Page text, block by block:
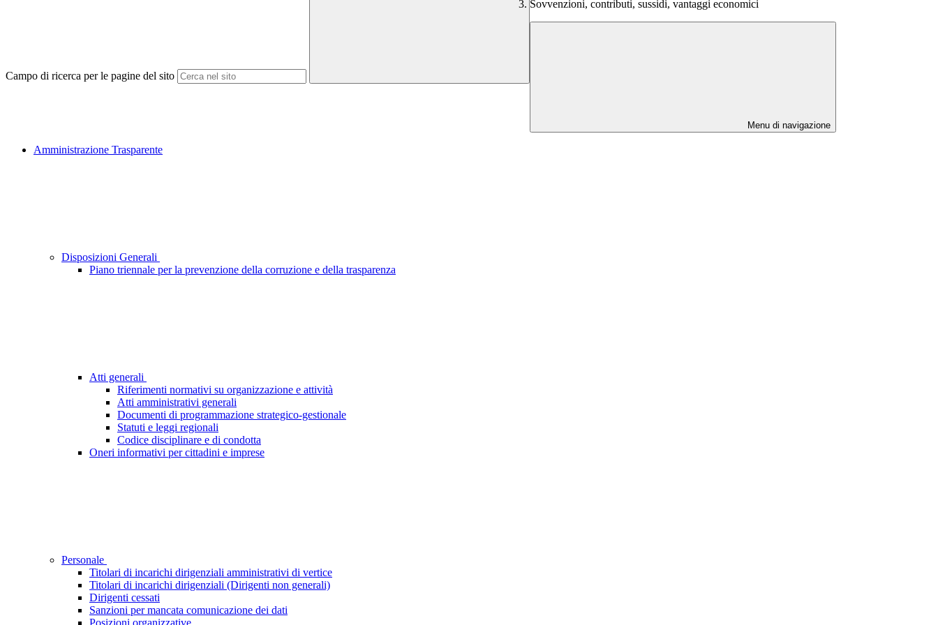
Campo di ricerca per le pagine del sito
Sovvenzioni, contributi, sussidi, vantaggi economici
Menu di navigazione
Amministrazione Trasparente
Disposizioni Generali
Piano triennale per la prevenzione della corruzione e della trasparenza
Atti generali
Riferimenti normativi su organizzazione e attività
Atti amministrativi generali
Documenti di programmazione strategico-gestionale
Statuti e leggi regionali
Codice disciplinare e di condotta
Oneri informativi per cittadini e imprese
Personale
Titolari di incarichi dirigenziali amministrativi di vertice
Titolari di incarichi dirigenziali (Dirigenti non generali)
Dirigenti cessati
Sanzioni per mancata comunicazione dei dati